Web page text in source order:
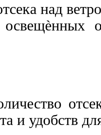
над
и удобств